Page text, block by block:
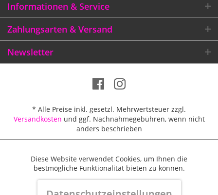
Informationen & Service
Zahlungsarten & Versand
Newsletter
* Alle Preise inkl. gesetzl. Mehrwertsteuer zzgl.
Versandkosten und ggf. Nachnahmegebühren, wenn nicht
anders beschrieben
Größentabellen
Versandkosten / Lieferbeschränkungen
Zahlungsmittel
Widerrufsbelehrung & Widerrufsformular
Funktionale Aktiv
Marketing Aktiv
Diese Website verwendet Cookies, um Ihnen die
bestmögliche Funktionalität bieten zu können.